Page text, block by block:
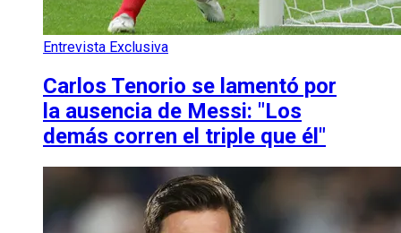
Entrevista Exclusiva
Carlos Tenorio se lamentó por
la ausencia de Messi: "Los
demás corren el triple que él"